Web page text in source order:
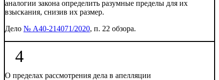
аналогии закона определить разумные пределы для их
взыскания, снизив их размер.
Дело № А40-214071/2020, п. 22 обзора.
4
О пределах рассмотрения дела в апелляции